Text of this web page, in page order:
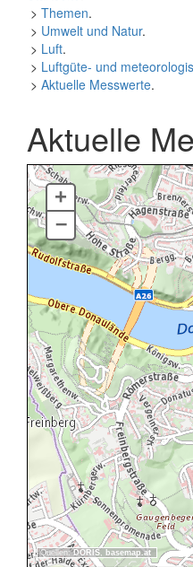
> Themen.
> Umwelt und Natur.
> Luft.
> Luftgüte- und
> Aktuelle Messwerte.
Aktuelle
Quellen:DORIS, basemap.at
+
–